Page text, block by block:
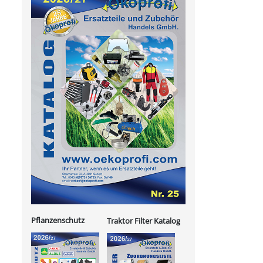
Pflanzenschutz Traktor Filter Katalog